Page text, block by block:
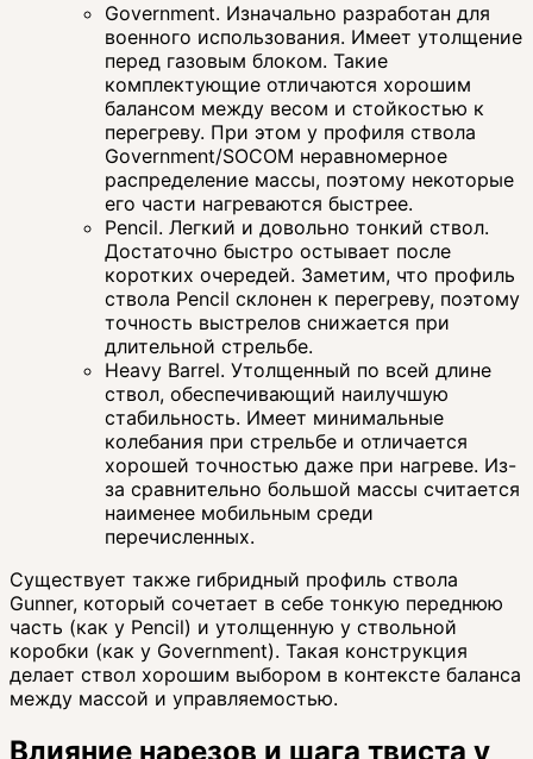
Government. Изначально разработан для
военного использования. Имеет утолщение
перед газовым блоком. Такие
комплектующие отличаются хорошим
балансом между весом и стойкостью к
перегреву. При этом у профиля ствола
Government/SOCOM неравномерное
распределение массы, поэтому некоторые
его части нагреваются быстрее.
Pencil. Легкий и довольно тонкий ствол.
Достаточно быстро остывает после
коротких очередей. Заметим, что профиль
ствола Pencil склонен к перегреву, поэтому
точность выстрелов снижается при
длительной стрельбе.
Heavy Barrel. Утолщенный по всей длине
ствол, обеспечивающий наилучшую
стабильность. Имеет минимальные
колебания при стрельбе и отличается
хорошей точностью даже при нагреве. Из-
за сравнительно большой массы считается
наименее мобильным среди
перечисленных.
Существует также гибридный профиль ствола
Gunner, который сочетает в себе тонкую переднюю
часть (как у Pencil) и утолщенную у ствольной
коробки (как у Government). Такая конструкция
делает ствол хорошим выбором в контексте баланса
между массой и управляемостью.
Влияние нарезов и шага твиста у